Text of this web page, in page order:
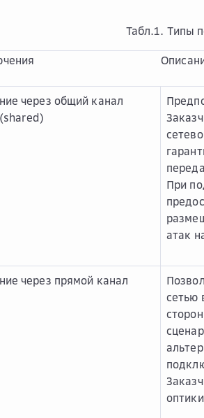
Табл.1. Типы
через общий канал
При
атак
через прямой канал
сетью